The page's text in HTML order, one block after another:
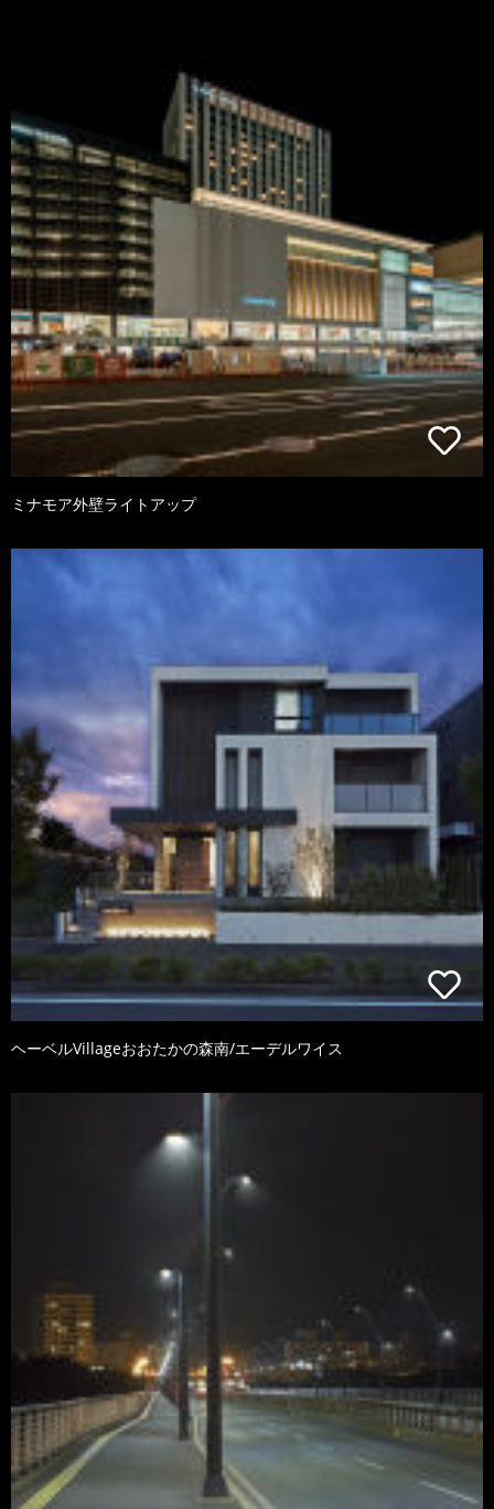
ミナモア外壁ライトアップ
ヘーベルVillageおおたかの森南/エーデルワイス